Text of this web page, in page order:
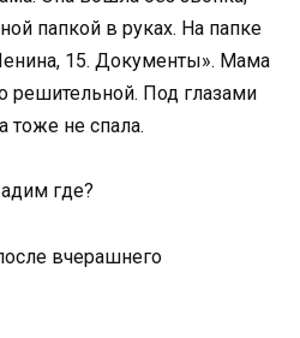
папкой в руках. На папке
15. Документы». Мама
решительной. Под глазами
тоже не спала.
где?
вчерашнего